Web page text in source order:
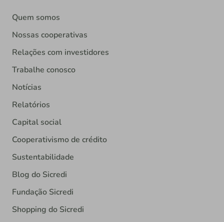
Quem somos
Nossas cooperativas
Relações com investidores
Trabalhe conosco
Notícias
Relatórios
Capital social
Cooperativismo de crédito
Sustentabilidade
Blog do Sicredi
Fundação Sicredi
Shopping do Sicredi